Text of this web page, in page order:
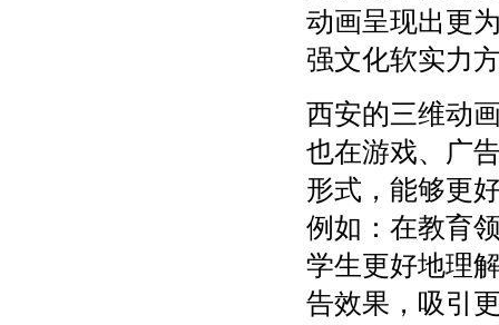
动画呈现出更
强文化软实力
西安的三维动
也在游戏、广
形式，能够更
例如：在教育
学生更好地理
告效果，吸引